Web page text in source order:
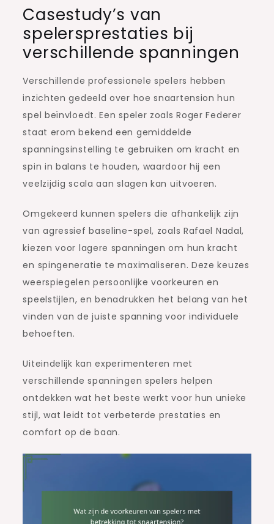
Casestudy’s van
spelersprestaties bij
verschillende spanningen
Verschillende professionele spelers hebben
inzichten gedeeld over hoe snaartension hun
spel beïnvloedt. Een speler zoals Roger Federer
staat erom bekend een gemiddelde
spanningsinstelling te gebruiken om kracht en
spin in balans te houden, waardoor hij een
veelzijdig scala aan slagen kan uitvoeren.
Omgekeerd kunnen spelers die afhankelijk zijn
van agressief baseline-spel, zoals Rafael Nadal,
kiezen voor lagere spanningen om hun kracht
en spingeneratie te maximaliseren. Deze keuzes
weerspiegelen persoonlijke voorkeuren en
speelstijlen, en benadrukken het belang van het
vinden van de juiste spanning voor individuele
behoeften.
Uiteindelijk kan experimenteren met
verschillende spanningen spelers helpen
ontdekken wat het beste werkt voor hun unieke
stijl, wat leidt tot verbeterde prestaties en
comfort op de baan.